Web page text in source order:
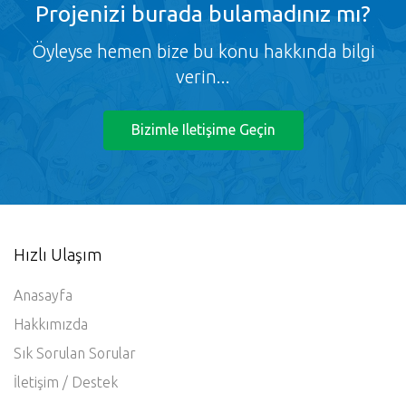
Projenizi burada bulamadınız mı?
Öyleyse hemen bize bu konu hakkında bilgi
verin...
Bizimle Iletişime Geçin
Hızlı Ulaşım
Anasayfa
Hakkımızda
Sık Sorulan Sorular
İletişim / Destek